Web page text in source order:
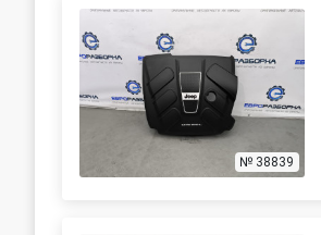
№ 38839